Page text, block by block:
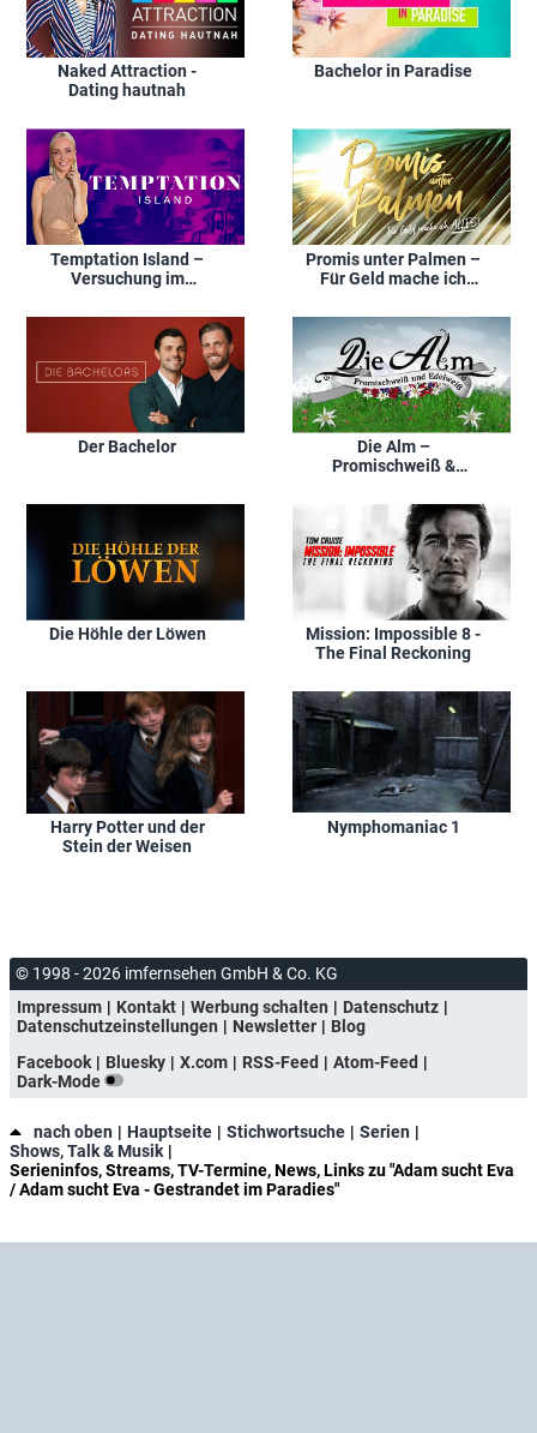
Naked Attraction -
Dating hautnah
Bachelor in Paradise
Temptation Island –
Versuchung im
Promis unter Palmen –
Für Geld mache ich
Der Bachelor
Die Alm –
Promischweiß &
Die Höhle der Löwen
Mission: Impossible 8 -
The Final Reckoning
Harry Potter und der
Stein der Weisen
Nymphomaniac 1
© 1998 - 2026 imfernsehen GmbH & Co. KG
Impressum
Kontakt Werbung schalten
Datenschutz
Datenschutzeinstellungen
Newsletter
Blog
Facebook
Bluesky X.com RSS-Feed
Atom-Feed
Dark-Mode
nach oben Hauptseite Stichwortsuche
Serien
Shows, Talk & Musik
Serieninfos, Streams, TV-Termine, News, Links zu "Adam sucht Eva
/ Adam sucht Eva - Gestrandet im Paradies"